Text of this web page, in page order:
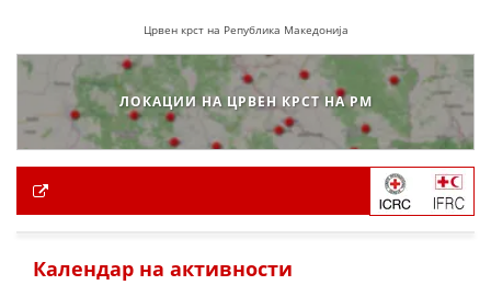
Црвен крст на Република Македонија
ЛОКАЦИИ НА ЦРВЕН КРСТ НА РМ
Календар на активности